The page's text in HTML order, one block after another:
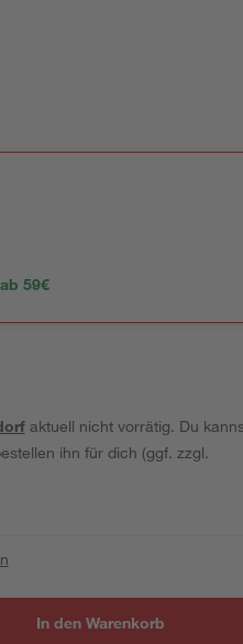
59€
aktuell nicht vorrätig. Du
ihn für dich (ggf. zzgl.
In den Warenkorb